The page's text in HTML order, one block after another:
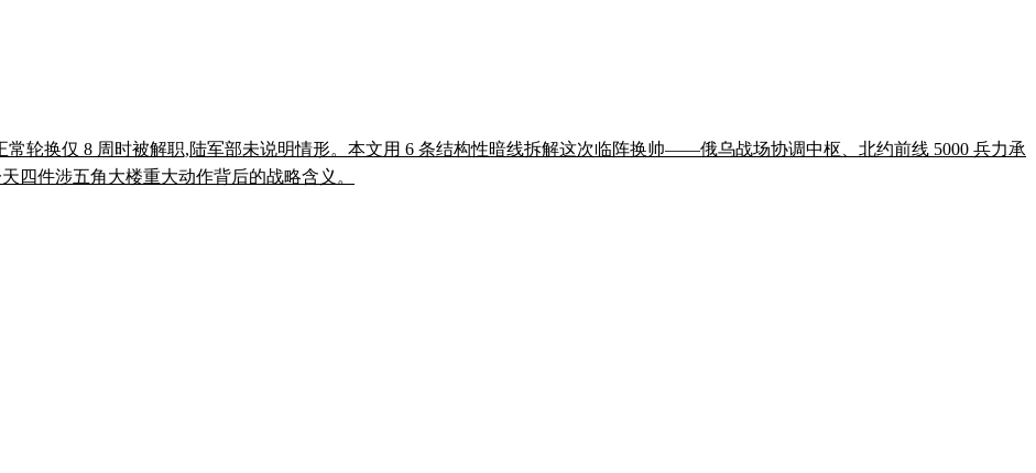
常轮换仅 8 周时被解职,陆军部未说明情形。本文用 6 条结构性暗线拆解这次临阵换帅——俄乌战场协调中枢、北约前线 5000 兵力承
四件涉五角大楼重大动作背后的战略含义。